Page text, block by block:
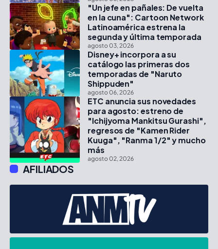
"Un jefe en pañales: De vuelta
en la cuna": Cartoon Network
Latinoamérica estrena la
segunda y última temporada
agosto 03, 2026
Disney+ incorpora a su
catálogo las primeras dos
temporadas de "Naruto
Shippuden"
agosto 06, 2026
ETC anuncia sus novedades
para agosto: estreno de
"Ichijyoma Mankitsu Gurashi",
regresos de "Kamen Rider
Kuuga", "Ranma 1/2" y mucho
más
agosto 02, 2026
AFILIADOS